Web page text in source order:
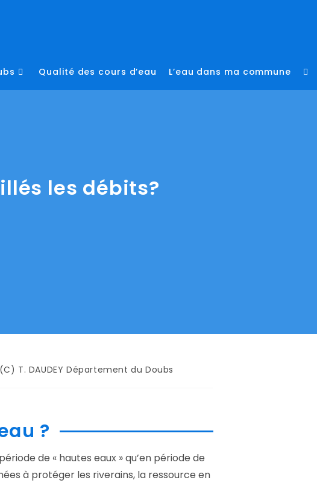
Qualité des cours d’eau L’eau dans ma commune
les débits?
T. DAUDEY Département du Doubs
?
de « hautes eaux » qu’en période de
à protéger les riverains, la ressource en